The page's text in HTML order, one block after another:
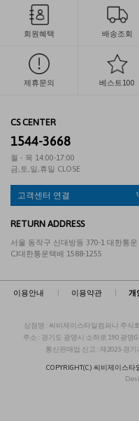
회원혜택 배송조회
제휴문의 베스트100
CS CENTER
1544-3668
월 - 목 14:00-17:00
금,토,일,휴일 CLOSE
고객센터 연결
RETURN ADDRESS
서울 동작구 신대방동 370-1 대한통
CJ대한통운택배 1588-1255
이용안내 이용약관 개
상점명 : 씨비제이스타일컴퍼니 주식
주소 : 경기도 광명시 소하로 190 광명
통신판매업 신고 : 제2023-경기
COPYRIGHT(C) 씨비제이스타